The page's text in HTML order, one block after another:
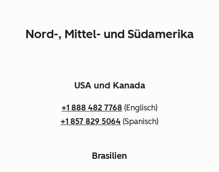
Nord-, Mittel- und Südamerika
USA und Kanada
+1 888 482 7768 (Englisch)
+1 857 829 5064 (Spanisch)
Brasilien